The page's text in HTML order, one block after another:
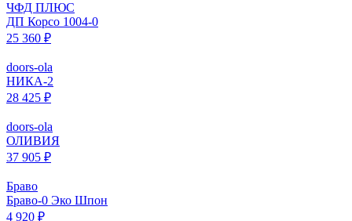
ЧФД ПЛЮС
ДП Корсо 1004-0
25 360 ₽
doors-ola
НИКА-2
28 425 ₽
doors-ola
ОЛИВИЯ
37 905 ₽
Браво
Браво-0 Эко Шпон
4 920 ₽